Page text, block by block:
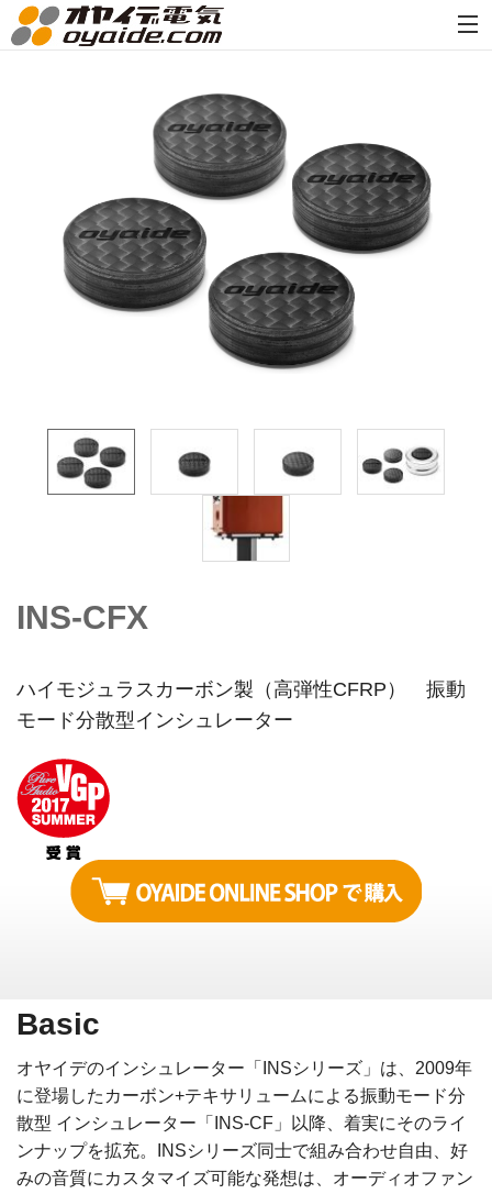
INS-CFX
ハイモジュラスカーボン製（高弾性CFRP） 振動
モード分散型インシュレーター
Basic
オヤイデのインシュレーター「INSシリーズ」は、2009年
に登場したカーボン+テキサリュームによる振動モード分
散型 インシュレーター「INS-CF」以降、着実にそのライ
ンナップを拡充。INSシリーズ同士で組み合わせ自由、好
みの音質にカスタマイズ可能な発想は、オーディオファン